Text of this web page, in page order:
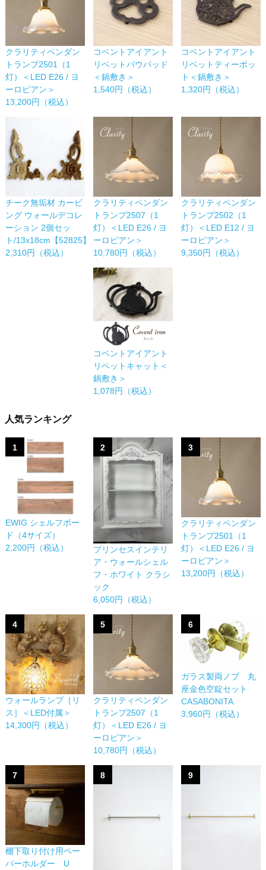
クラリティペンダン
トランプ2501（1
灯）＜LED E26 / ヨ
ーロピアン＞
13,200円（税込）
コベントアイアント
リベットパウパッド
＜鍋敷き＞
1,540円（税込）
コベントアイアント
リベットティーポッ
ト＜鍋敷き＞
1,320円（税込）
チーク無垢材 カービ
ング ウォールデコレ
ーション 2個セッ
ト/13x18cm【52825】
2,310円（税込）
クラリティペンダン
トランプ2507（1
灯）＜LED E26 / ヨ
ーロピアン＞
10,780円（税込）
クラリティペンダン
トランプ2502（1
灯）＜LED E12 / ヨ
ーロピアン＞
9,350円（税込）
コベントアイアント
リベットキャット＜
鍋敷き＞
1,078円（税込）
人気ランキング
1
EWIG シェルフボー
ド（4サイズ）
2,200円（税込）
2
プリンセスインテリ
ア・ウォールシェル
フ・ホワイト クラシ
ック
6,050円（税込）
3
クラリティペンダン
トランプ2501（1
灯）＜LED E26 / ヨ
ーロピアン＞
13,200円（税込）
4
ウォールランプ［リ
ス］＜LED付属＞
14,300円（税込）
5
クラリティペンダン
トランプ2507（1
灯）＜LED E26 / ヨ
ーロピアン＞
10,780円（税込）
6
ガラス製両ノブ 丸
座金色空錠セット
CASABONITA
3,960円（税込）
7
棚下取り付け用ペー
パーホルダー U
8 9